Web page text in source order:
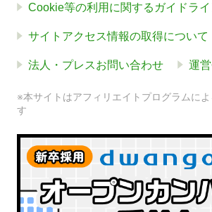
Cookie等の利用に関するガイドライ
サイトアクセス情報の取得について
法人・プレスお問い合わせ 運
※本サイトはアフィリエイトプログラムに
す